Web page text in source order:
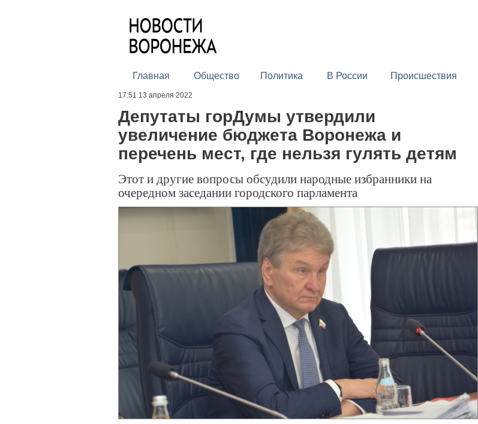
Главная Общество Политика В России Происшествия
17:51 13 апреля 2022
Депутаты горДумы утвердили
увеличение бюджета Воронежа и
перечень мест, где нельзя гулять детям
Этот и другие вопросы обсудили народные избранники на
очередном заседании городского парламента